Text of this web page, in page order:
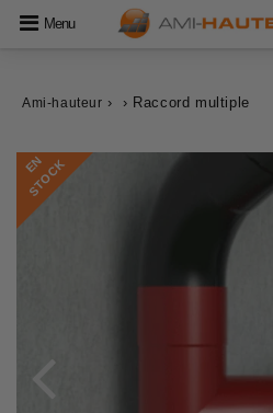
Menu
Ami-hauteur › › Raccord multiple
E
N
S
T
O
C
K